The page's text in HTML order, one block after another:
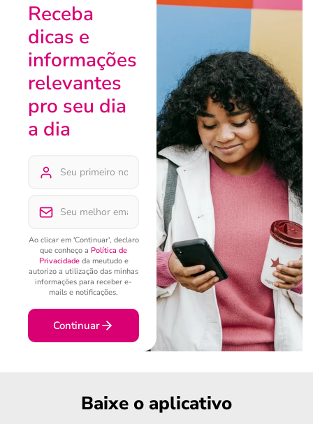
Receba
dicas e
informações
relevantes
pro seu dia
a dia
Ao clicar em 'Continuar', declaro
que conheço a Política de
Privacidadeda meutudo e
autorizo a utilização das minhas
informações para receber e-
mails e notificações.
Continuar
Baixe o aplicativo